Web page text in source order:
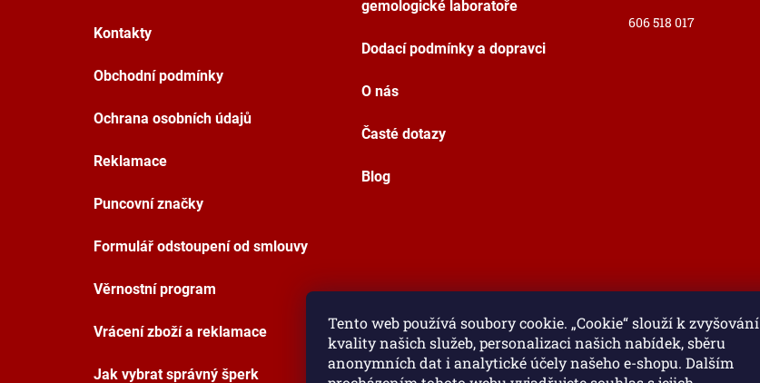
Tento web používá soubory cookie. „Cookie“ slouží k zvyšování
kvality našich služeb, personalizaci našich nabídek, sběru
anonymních dat i analytické účely našeho e-shopu. Dalším
Kontakty
Obchodní podmínky
Ochrana osobních údajů
Reklamace
Puncovní značky
Formulář odstoupení od smlouvy
Věrnostní program
Vrácení zboží a reklamace
Jak vybrat správný šperk
gemologické laboratoře
Dodací podmínky a dopravci
O nás
Časté dotazy
Blog
606 518 017